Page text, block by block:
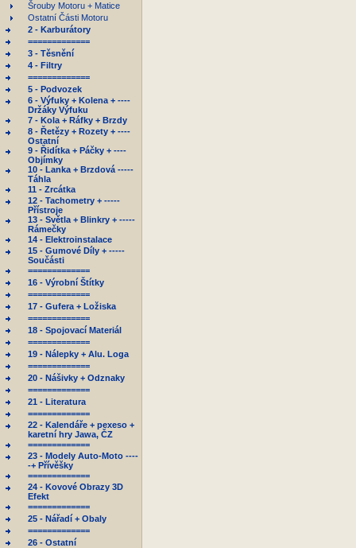
Šrouby Motoru + Matice
Ostatní Části Motoru
2 - Karburátory
=============
3 - Těsnění
4 - Filtry
=============
5 - Podvozek
6 - Výfuky + Kolena + ----
Držáky Výfuku
7 - Kola + Ráfky + Brzdy
8 - Řetězy + Rozety + ----
Ostatní
9 - Řidítka + Páčky + ----
Objímky
10 - Lanka + Brzdová -----
Táhla
11 - Zrcátka
12 - Tachometry + -----
Přístroje
13 - Světla + Blinkry + -----
Rámečky
14 - Elektroinstalace
15 - Gumové Díly + -----
Součásti
=============
16 - Výrobní Štítky
=============
17 - Gufera + Ložiska
=============
18 - Spojovací Materiál
=============
19 - Nálepky + Alu. Loga
=============
20 - Nášivky + Odznaky
=============
21 - Literatura
=============
22 - Kalendáře + pexeso +
karetní hry Jawa, ČZ
=============
23 - Modely Auto-Moto ----
-+ Přívěšky
=============
24 - Kovové Obrazy 3D
Efekt
=============
25 - Nářadí + Obaly
=============
26 - Ostatní